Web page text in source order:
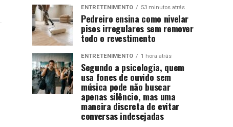
ENTRETENIMENTO 53 minutos atrás
Pedreiro ensina como nivelar
pisos irregulares sem remover
todo o revestimento
ENTRETENIMENTO 1 hora atrás
Segundo a psicologia, quem
usa fones de ouvido sem
música pode não buscar
apenas silêncio, mas uma
maneira discreta de evitar
conversas indesejadas